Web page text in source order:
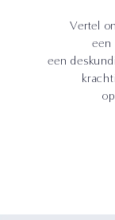
Vertel
een
een